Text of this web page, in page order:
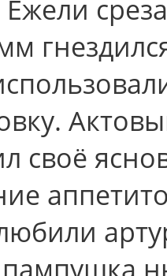
Ежели
своё